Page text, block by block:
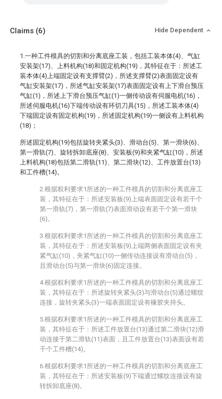
Claims (6) Hide Dependent
1.一种工件模具的切割和分离底座工装，包括工装本体(4)、气缸
安装架(17)、上料机构(18)和固定机构(19)，其特征在于：所述工
装本体(4)上端固定设有支撑臂(2)，所述支撑臂(2)表面固定设有
气缸安装架(17)，所述气缸安装架(17)表面固定设有上下滑台预压
气缸(1)，所述上下滑台预压气缸(1)一侧传动设有伺服电机(16)，
所述伺服电机(16)下端传动设有环切刀具(15)，所述工装本体(4)
下端固定设有固定机构(19)，所述固定机构(19)一侧设有上料机构
(18)；
所述固定机构(19)包括旋转夹紧头(3)、滑动台(5)、第一滑块(6)、
第一滑轨(7)、旋转拆卸底座(8)、安装板(9)和夹紧气缸(10)，所述
上料机构(18)包括第二滑轨(11)、第二滑块(12)、工件放置台(13)
和工件槽(14)。
2.根据权利要求1所述的一种工件模具的切割和分离底座工
装，其特征在于：所述安装板(9)上端表面固定设有若干个
第一滑轨(7)，第一滑轨(7)表面滑动设有若干个第一滑块
(6)。
3.根据权利要求1所述的一种工件模具的切割和分离底座工
装，其特征在于：所述安装板(9)上端两侧表面固定设有夹
紧气缸(10)，夹紧气缸(10)一侧传动连接设有滑动台(5)，
且滑动台(5)与第一滑块(6)固定连接。
4.根据权利要求1所述的一种工件模具的切割和分离底座工
装，其特征在于：所述旋转夹紧头(3)与滑动台(5)通过螺纹
连接，旋转夹紧头(3)一端表面固定设有橡胶夹持头。
5.根据权利要求1所述的一种工件模具的切割和分离底座工
装，其特征在于：所述工件放置台(13)通过第二滑块(12)滑
动连接于第二滑轨(11)表面，且工件放置台(13)表面设有若
干个工件槽(14)。
6.根据权利要求1所述的一种工件模具的切割和分离底座工
装，其特征在于：所述安装板(9)下端通过螺纹连接设有旋
转拆卸底座(8)。